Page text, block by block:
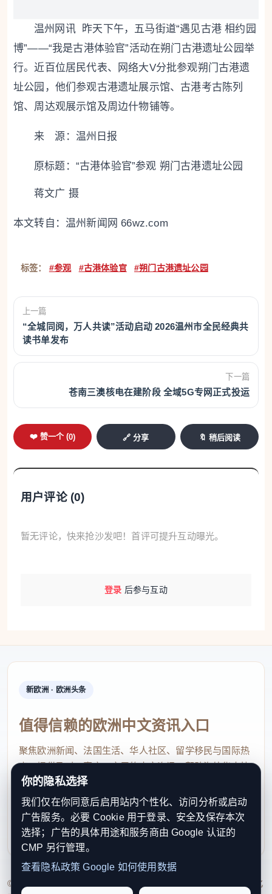
温州网讯 昨天下午，五马街道“遇见古港 相约园
博”——“我是古港体验官”活动在朔门古港遗址公园举
行。近百位居民代表、网络大V分批参观朔门古港遗
址公园，他们参观古港遗址展示馆、古港考古陈列
馆、周达观展示馆及周边什物铺等。
来 源：温州日报
原标题： “古港体验官”参观 朔门古港遗址公园
蒋文广 摄
本文转自： 温州新闻网 66wz.com
标签： #参观 #古港体验官 #朔门古港遗址公园
上一篇
“全城同阅，万人共读”活动启动 2026温州市全民经典共
读书单发布
下一篇
苍南三澳核电在建阶段 全域5G专网正式投运
❤️ 赞一个 (0) 🔗 分享 🔖 稍后阅读
用户评论 (0)
暂无评论，快来抢沙发吧！首评可提升互动曝光。
登录 后参与互动
新欧洲 · 欧洲头条
值得信赖的欧洲中文资讯入口
聚焦欧洲新闻、法国生活、华人社区、留学移民与国际热
点，提供及时、真实、实用的中文资讯，帮助海外华人快
速了解欧洲动态。
contact@xinouzhou.com
服务支持、版权与合作：工作日优先处理站务、投稿与权
利通知
© 2026 新欧洲·欧洲头条. All Rights Reserved. 本网站持续优化
你的隐私选择
我们仅在你同意后启用站内个性化、访问分析或启动
广告服务。必要 Cookie 用于登录、安全及保存本次
选择；广告的具体用途和服务商由 Google 认证的
CMP 另行管理。
查看隐私政策 Google 如何使用数据